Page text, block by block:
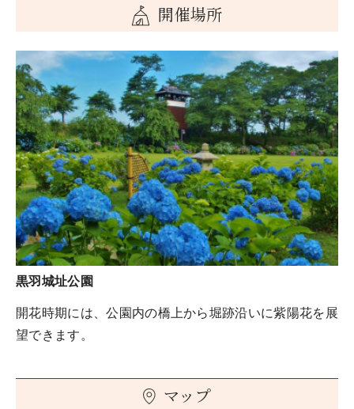
開催場所
黒羽城址公園
開花時期には、公園内の橋上から堀跡沿いに紫陽花を展
望できます。
マップ